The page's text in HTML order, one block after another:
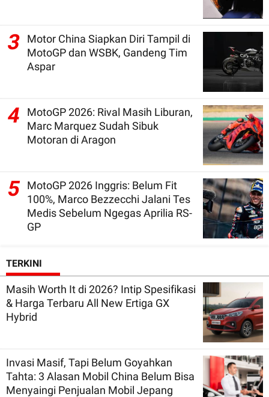
3
Motor China Siapkan Diri Tampil di
MotoGP dan WSBK, Gandeng Tim
Aspar
4
MotoGP 2026: Rival Masih Liburan,
Marc Marquez Sudah Sibuk
Motoran di Aragon
5 MotoGP 2026 Inggris: Belum Fit
100%, Marco Bezzecchi Jalani Tes
Medis Sebelum Ngegas Aprilia RS-
GP
TERKINI
Masih Worth It di 2026? Intip Spesifikasi
& Harga Terbaru All New Ertiga GX
Hybrid
Invasi Masif, Tapi Belum Goyahkan
Tahta: 3 Alasan Mobil China Belum Bisa
Menyaingi Penjualan Mobil Jepang